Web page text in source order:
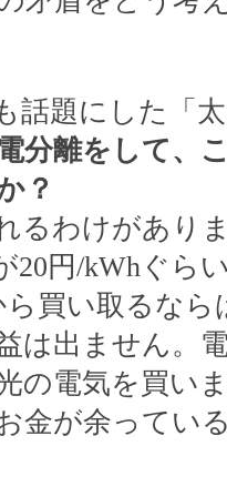
話題にした「
分離をして、
？
るわけがあり
20円/kWhぐら
買い取るなら
は出ません。
の電気を買い
金が余ってい